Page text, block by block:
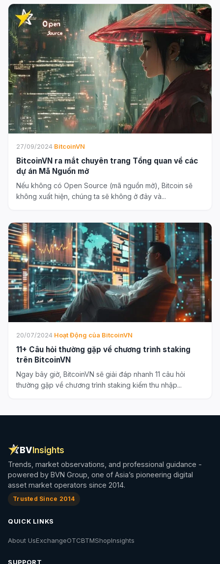
27/09/2024·BitcoinVN
BitcoinVN ra mắt chuyên trang Tổng quan về các
dự án Mã Nguồn mở
Nếu không có Open Source (mã nguồn mở), Bitcoin sẽ
không xuất hiện, chúng ta sẽ không ở đây và...
20/07/2024·Hoạt Động của BitcoinVN
11+ Câu hỏi thường gặp về chương trình staking
trên BitcoinVN
Ngay bây giờ, BitcoinVN sẽ giải đáp nhanh 11 câu hỏi
thường gặp về chương trình staking kiếm thu nhập...
BVInsights
Trends, market observations, and professional guidance -
powered by BVN Group, one of Asia’s pioneering digital
asset market operators since 2014.
Trusted Since 2014
QUICK LINKS
About UsExchangeOTCBTMShopInsights
SUPPORT